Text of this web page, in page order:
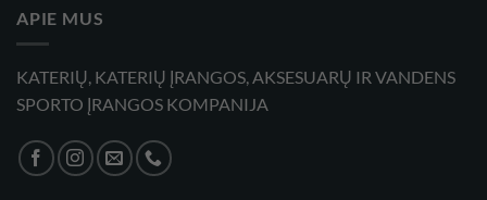
APIE MUS
KATERIŲ, KATERIŲ ĮRANGOS, AKSESUARŲ IR VANDENS
SPORTO ĮRANGOS KOMPANIJA